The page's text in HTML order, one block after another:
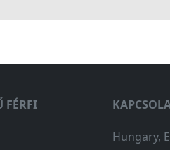
FÉRFI
Hungary,